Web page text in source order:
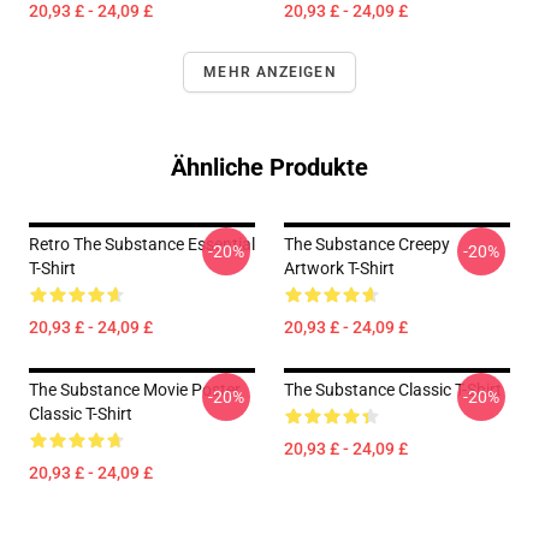
20,93 £ - 24,09 £ 20,93 £ - 24,09 £
MEHR ANZEIGEN
Ähnliche Produkte
Retro The Substance Essential
T-Shirt
20,93 £ - 24,09 £
-20%
The Substance Creepy
Artwork T-Shirt
20,93 £ - 24,09 £
-20%
The Substance Movie Poster
Classic T-Shirt
20,93 £ - 24,09 £
-20% The Substance Classic T-Shirt
20,93 £ - 24,09 £
-20%